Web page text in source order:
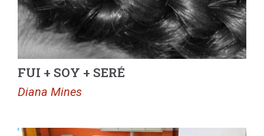
FUI + SOY + SERÉ
Diana Mines